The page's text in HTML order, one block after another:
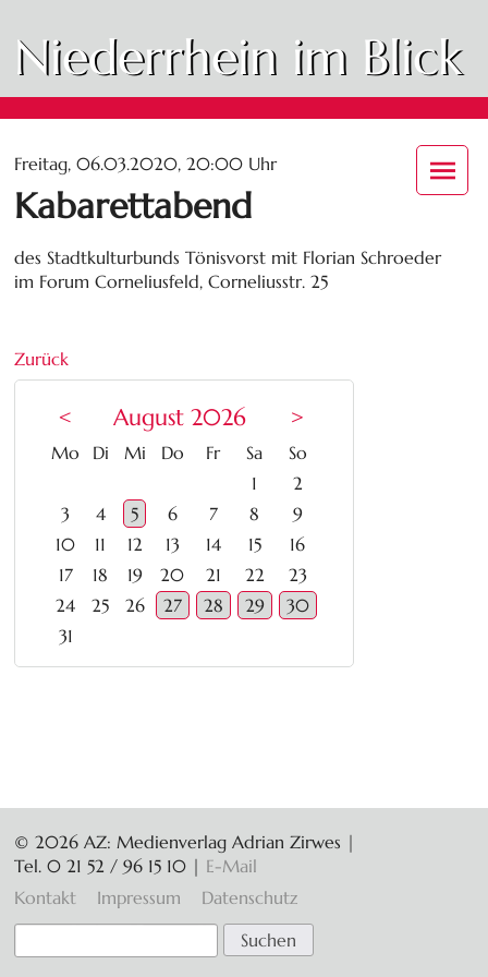
Niederrhein im Blick
Freitag, 06.03.2020, 20:00 Uhr
Kabarettabend
des Stadtkulturbunds Tönisvorst mit Florian Schroeder
im Forum Corneliusfeld, Corneliusstr. 25
Zurück
< August 2026 >
Mo ntag
Dienstag
Mittwoch
Donnerstag
Freitag
Samstag
Sonntag
1
2
3
4 5 6 7 8
9
10
11 12 13 14 15
16
17
18 19 20 21 22
23
24
25 26 27 28 29
30
31
© 2026 AZ: Medienverlag Adrian Zirwes |
Tel. 0 21 52 / 96 15 10 | E-Mail
Navigation
überspringen
Kontakt Impressum Datenschutz